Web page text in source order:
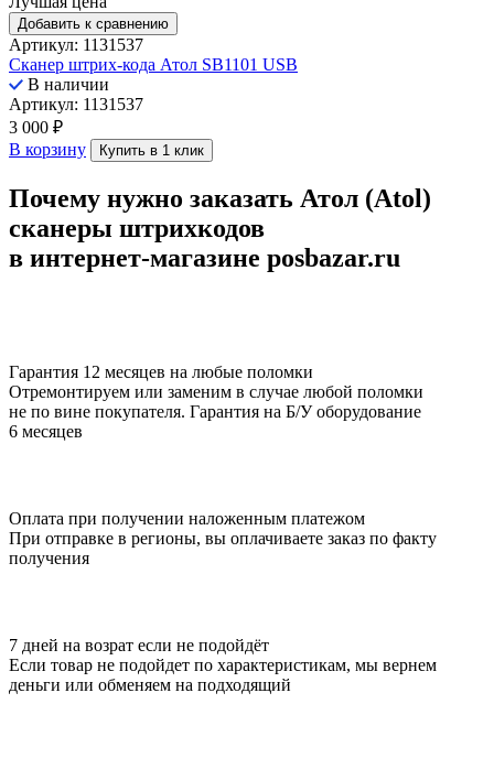
Добавить к сравнению
Артикул: 1131537
Сканер штрих-кода Атол SB1101 USB
В наличии
Артикул: 1131537
3 000 ₽
В корзину
Купить в 1 клик
Почему нужно заказать Атол (Atol)
сканеры штрихкодов
в интернет-магазине posbazar.ru
Гарантия 12 месяцев на любые поломки
Отремонтируем или заменим в случае любой поломки
не по вине покупателя. Гарантия на Б/У оборудование
6 месяцев
Оплата при получении наложенным платежом
При отправке в регионы, вы оплачиваете заказ по факту
получения
7 дней на возрат если не подойдёт
Если товар не подойдет по характеристикам, мы вернем
деньги или обменяем на подходящий